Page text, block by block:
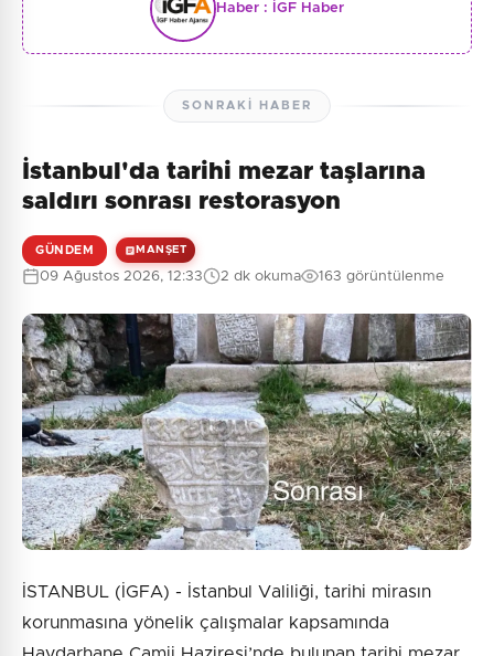
Haber : İGF Haber
SONRAKI HABER
İstanbul'da tarihi mezar taşlarına
saldırı sonrası restorasyon
GÜNDEM MANŞET
09 Ağustos 2026, 12:33 2 dk okuma 163 görüntülenme
İSTANBUL (İGFA) - İstanbul Valiliği, tarihi mirasın
korunmasına yönelik çalışmalar kapsamında